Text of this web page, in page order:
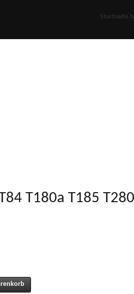
Startseite
T180a T185
UN72018 quantity